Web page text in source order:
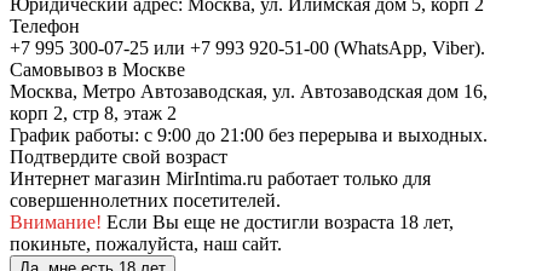
Телефон
+7 995 300-07-25 или +7 993 920-51-00 (WhatsApp, Viber).
Самовывоз в Москве
Москва, Метро Автозаводская, ул. Автозаводская дом 16,
корп 2, стр 8, этаж 2
График работы: с 9:00 до 21:00 без перерыва и выходных.
Подтвердите свой возраст
Интернет магазин MirIntima.ru работает только для
совершеннолетних посетителей.
Внимание! Если Вы еще не достигли возраста 18 лет,
покиньте, пожалуйста, наш сайт.